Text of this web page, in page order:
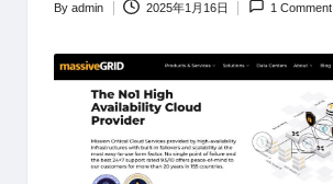
Posted
By admin 2025年1月16日 1 Comment